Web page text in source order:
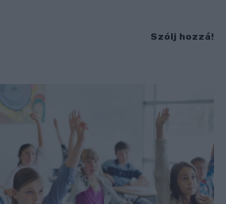
Szólj hozzá!